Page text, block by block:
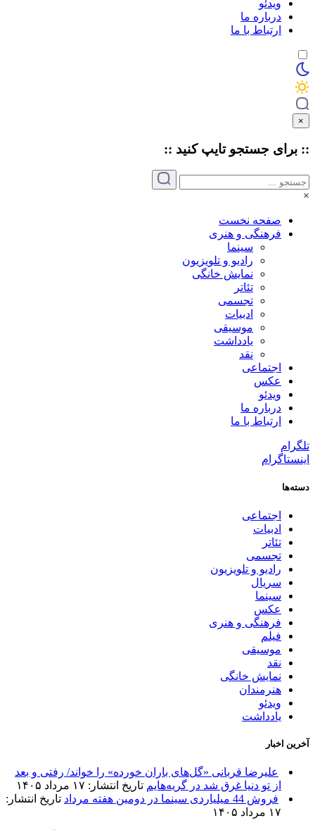
ویدئو
درباره ما
ارتباط با ما
×
:: برای جستجو تایپکنید ::
×
صفحه نخست
فرهنگی و هنری
سینما
رادیو و تلویزیون
نمایش خانگی
تئاتر
تجسمی
ادبیات
موسیقی
یادداشت
نقد
اجتماعی
عکس
ویدئو
درباره ما
ارتباط با ما
تلگرام
اینستاگرام
دسته‌ها
اجتماعی
ادبیات
تئاتر
تجسمی
رادیو و تلویزیون
سریال
سینما
عکس
فرهنگی و هنری
فیلم
موسیقی
نقد
نمایش خانگی
هنرمندان
ویدئو
یادداشت
آخرین اخبار
علیرضا قربانی «گل‌های باران خورده» را خواند/ رفتی و بعد
از تو دنیا غرق شد در گریه‌هایم تاریخ انتشار: ۱۷ مرداد ۱۴۰۵
فروش 44 میلیاردی سینما در دومین هفته مرداد
تاریخ انتشار:
۱۷ مرداد ۱۴۰۵